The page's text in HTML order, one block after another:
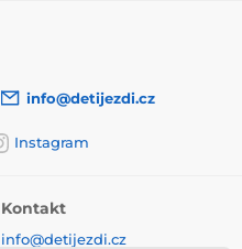
info@detijezdi.cz
Instagram
Kontakt
info@detijezdi.cz